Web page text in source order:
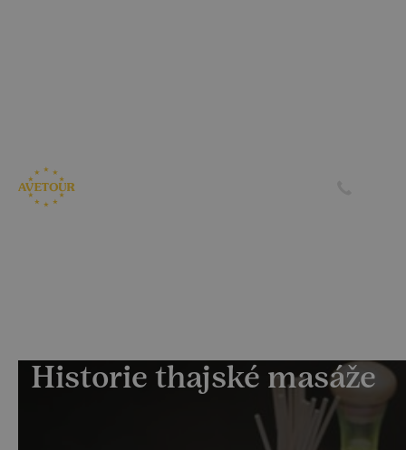
Historie thajské masáže